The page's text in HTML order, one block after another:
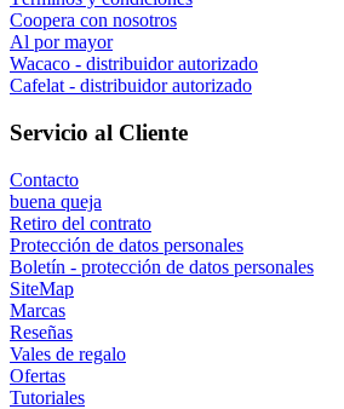
Coopera con nosotros
Al por mayor
Wacaco - distribuidor autorizado
Cafelat - distribuidor autorizado
Servicio al Cliente
Contacto
buena queja
Retiro del contrato
Protección de datos personales
Boletín - protección de datos personales
SiteMap
Marcas
Reseñas
Vales de regalo
Ofertas
Tutoriales